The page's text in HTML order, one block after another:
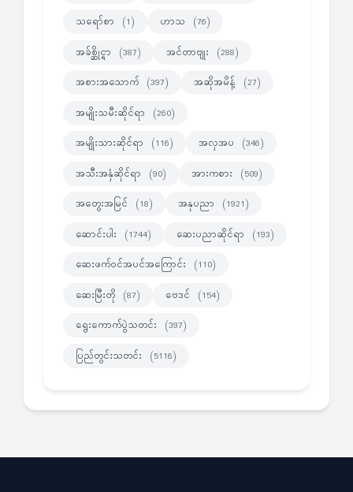
သရော်စာ (1) ဟာသ (76)
အခ်စ္ဆိုင္ရာ (387) အင်တာဗျုး (288)
အစားအသောက် (397) အဆိုအမိန့် (27)
အမျိုးသမီးဆိုင်ရာ (260)
အမျိုးသားဆိုင်ရာ (116) အလှအပ (346)
အသီးအနှံဆိုင်ရာ (90) အားကစား (509)
အတွေးအမြင် (18) အနုပညာ (1921)
ဆောင်းပါး (1744) ဆေးပညာဆိုင်ရာ (193)
ဆေးဖက်ဝင်အပင်အကြောင်း (110)
ဆေးမြီးတို (87) ဗေဒင် (154)
ရွေးကောက်ပွဲသတင်း (397)
ပြည်တွင်းသတင်း (5116)